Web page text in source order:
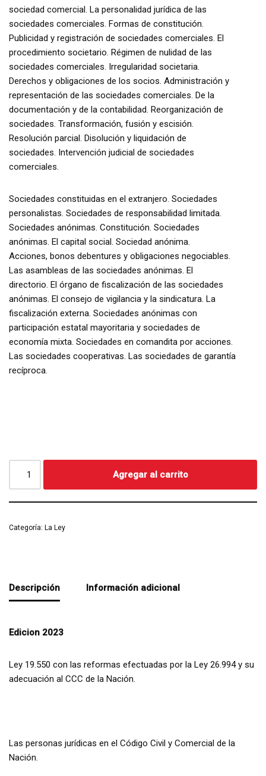
sociedad comercial. La personalidad jurídica de las
sociedades comerciales. Formas de constitución.
Publicidad y registración de sociedades comerciales. El
procedimiento societario. Régimen de nulidad de las
sociedades comerciales. Irregularidad societaria.
Derechos y obligaciones de los socios. Administración y
representación de las sociedades comerciales. De la
documentación y de la contabilidad. Reorganización de
sociedades. Transformación, fusión y escisión.
Resolución parcial. Disolución y liquidación de
sociedades. Intervención judicial de sociedades
comerciales.
Sociedades constituidas en el extranjero. Sociedades
personalistas. Sociedades de responsabilidad limitada.
Sociedades anónimas. Constitución. Sociedades
anónimas. El capital social. Sociedad anónima.
Acciones, bonos debentures y obligaciones negociables.
Las asambleas de las sociedades anónimas. El
directorio. El órgano de fiscalización de las sociedades
anónimas. El consejo de vigilancia y la sindicatura. La
fiscalización externa. Sociedades anónimas con
participación estatal mayoritaria y sociedades de
economía mixta. Sociedades en comandita por acciones.
Las sociedades cooperativas. Las sociedades de garantía
recíproca.
Agregar al carrito
Categoría: La Ley
Descripción Información adicional
Edicion 2023
Ley 19.550 con las reformas efectuadas por la Ley 26.994 y su
adecuación al CCC de la Nación.
Las personas jurídicas en el Código Civil y Comercial de la
Nación.